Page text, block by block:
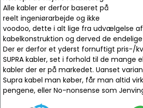
Alle kabler er derfor baseret på
reelt ingeniørarbejde og ikke
voodoo, dette i alt lige fra udvælgelse
kabelkonstruktion og derved de
Der er derfor et yderst fornuftigt pris-/
SUPRA kabler, set i forhold til de mange
kabler der er på markedet. Uanset
Supra kabel man køber, får man altid
pengene, eller No-nonsense som